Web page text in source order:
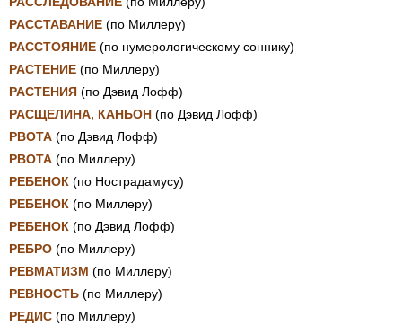
РАССТАВАНИЕ (по Миллеру)
РАССТОЯНИЕ (по нумерологическому соннику)
РАСТЕНИЕ (по Миллеру)
РАСТЕНИЯ (по Дэвид Лофф)
РАСЩЕЛИНА, КАНЬОН (по Дэвид Лофф)
РВОТА (по Дэвид Лофф)
РВОТА (по Миллеру)
РЕБЕНОК (по Нострадамусу)
РЕБЕНОК (по Миллеру)
РЕБЕНОК (по Дэвид Лофф)
РЕБРО (по Миллеру)
РЕВМАТИЗМ (по Миллеру)
РЕВНОСТЬ (по Миллеру)
РЕДИС (по Миллеру)